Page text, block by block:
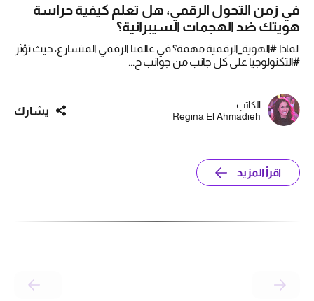
في زمن التحول الرقمي، هل تعلم كيفية حراسة
هويتك ضد الهجمات السيبرانية؟
لماذا #الهوية_الرقمية مهمة؟ في عالمنا الرقمي المتسارع، حيث تؤثر
#التكنولوجيا على كل جانب من جوانب ح...
الكاتب:
Regina El Ahmadieh
يشارك
اقرأ المزيد